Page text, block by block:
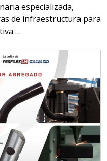
especializada,
de infraestructura para
…